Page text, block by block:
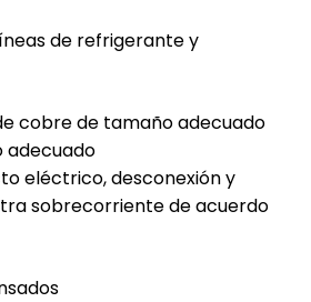
de refrigerante y
cobre de tamaño adecuado
adecuado
eléctrico, desconexión y
sobrecorriente de acuerdo